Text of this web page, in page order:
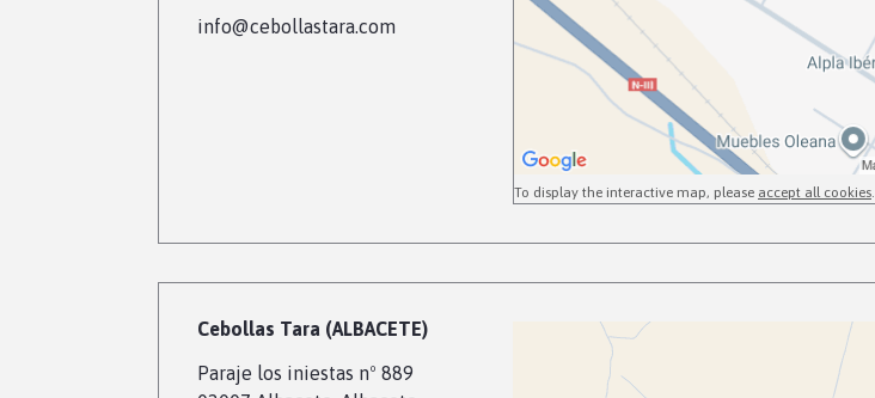
info@cebollastara.com
To display the interactive map, please accept all cookies.
Cebollas Tara (ALBACETE)
Paraje los iniestas nº 889